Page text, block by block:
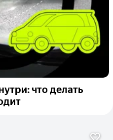
что делать